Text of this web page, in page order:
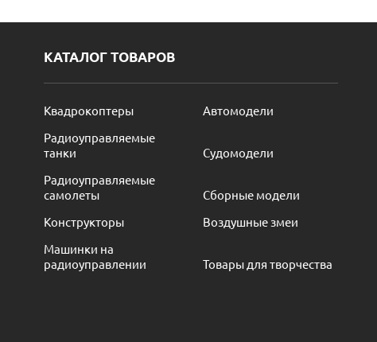
КАТАЛОГ ТОВАРОВ
Квадрокоптеры
Автомодели
Радиоуправляемые
танки
Судомодели
Радиоуправляемые
самолеты
Сборные модели
Конструкторы
Воздушные змеи
Машинки на
радиоуправлении
Товары для творчества